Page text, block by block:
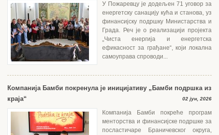
У Пожаревцу је додељен 71 уговор за
енергетску санацију кућа и станова, уз
финансијску подршку Министарства и
Града. Реч је о реализацији пројекта
„Чиста енергија и енергетска
ефикасност за грађане“, који локална
самоуправа спроводи...
Компанија Бамби покренула је иницијативу „Бамби подршка из
краја“
02 јун, 2026
Компанија Бамби покреће програм
менторства и финансијске подршке за
посластичаре Браничевског округа,